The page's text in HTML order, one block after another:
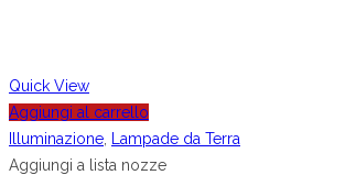
Quick View
Aggiungi al carrello
Illuminazione
Lampade da Terra
Aggiungi a lista nozze